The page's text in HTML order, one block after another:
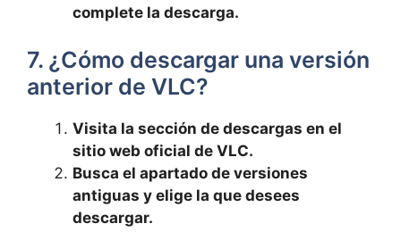
complete la descarga.
7. ¿Cómo descargar una versión
anterior de VLC?
Visita la sección de descargas en el
sitio web oficial de VLC.
Busca el apartado de versiones
antiguas y elige la que desees
descargar.